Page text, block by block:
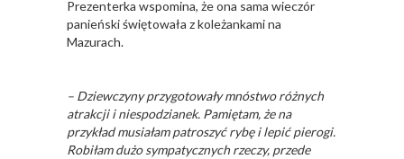
Prezenterka wspomina, że ona sama wieczór
panieński świętowała z koleżankami na
Mazurach.
– Dziewczyny przygotowały mnóstwo różnych
atrakcji i niespodzianek. Pamiętam, że na
przykład musiałam patroszyć rybę i lepić pierogi.
Robiłam dużo sympatycznych rzeczy, przede